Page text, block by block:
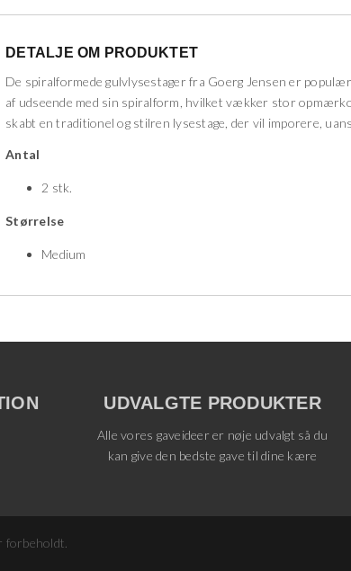
DETALJE OM PRODUKTET
De spiralformede gulvlysestager fra Goerg Jensen er
af udseende med sin spiralform, hvilket vækker stor
skabt en traditionel og stilren lysestage, der vil imporere,
Antal
2 stk.
Størrelse
Medium
UDVALGTE PRODUKTER
Alle vores gaveideer er nøje udvalgt så du
kan give den bedste gave til dine kære
forbeholdt.